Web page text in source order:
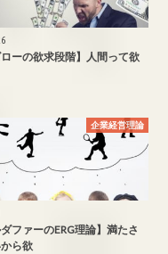
ローの欲求段階】人間って欲
企業経営理論
ダファーのERG理論】満たさ
ら欲